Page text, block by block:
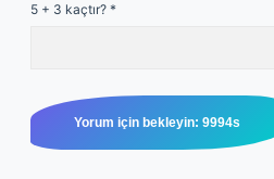
5 + 3 kaçtır? *